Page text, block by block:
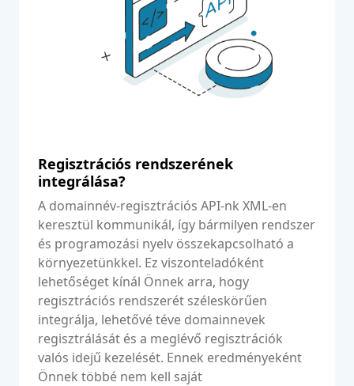
Regisztrációs rendszerének
integrálása?
A domainnév-regisztrációs API-nk XML-en
keresztül kommunikál, így bármilyen rendszer
és programozási nyelv összekapcsolható a
környezetünkkel. Ez viszonteladóként
lehetőséget kínál Önnek arra, hogy
regisztrációs rendszerét széleskörűen
integrálja, lehetővé téve domainnevek
regisztrálását és a meglévő regisztrációk
valós idejű kezelését. Ennek eredményeként
Önnek többé nem kell saját